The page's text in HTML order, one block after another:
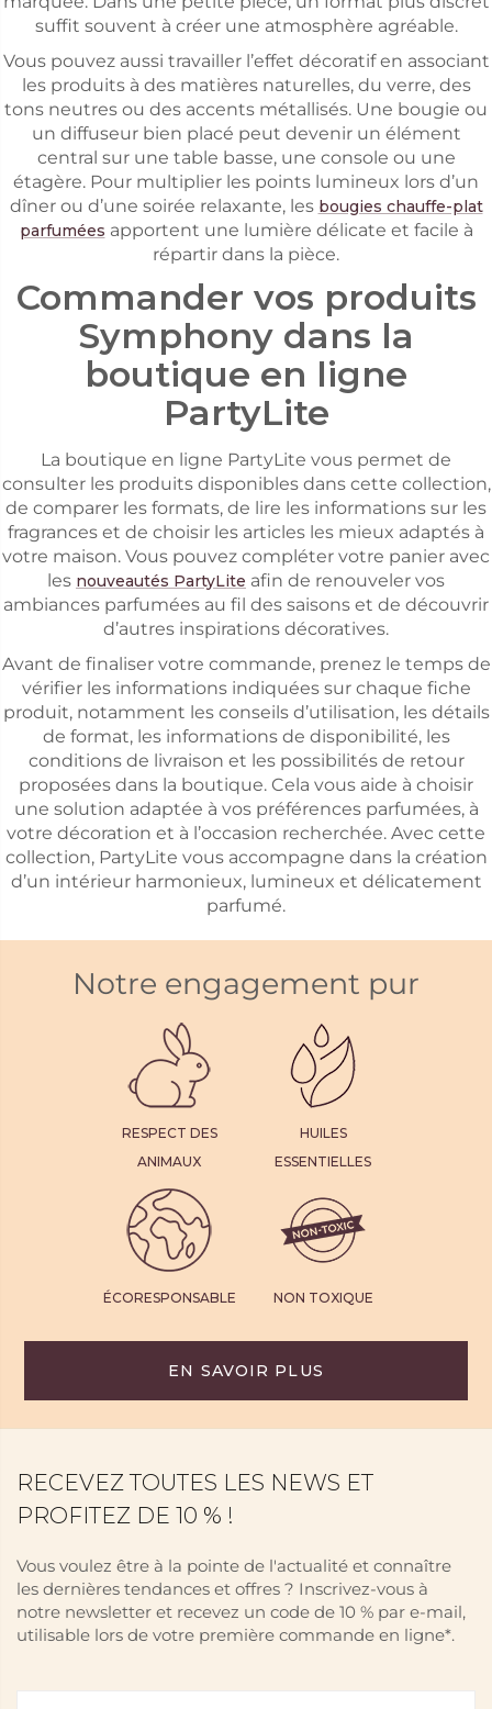
suffit souvent à créer une atmosphère agréable.
Vous pouvez aussi travailler l’effet décoratif en associant
les produits à des matières naturelles, du verre, des
tons neutres ou des accents métallisés. Une bougie ou
un diffuseur bien placé peut devenir un élément
central sur une table basse, une console ou une
étagère. Pour multiplier les points lumineux lors d’un
dîner ou d’une soirée relaxante, les bougies chauffe-plat
parfumées apportent une lumière délicate et facile à
répartir dans la pièce.
Commander vos produits
Symphony dans la
boutique en ligne
PartyLite
La boutique en ligne PartyLite vous permet de
consulter les produits disponibles dans cette collection,
de comparer les formats, de lire les informations sur les
fragrances et de choisir les articles les mieux adaptés à
votre maison. Vous pouvez compléter votre panier avec
les nouveautés PartyLite afin de renouveler vos
ambiances parfumées au fil des saisons et de découvrir
d’autres inspirations décoratives.
Avant de finaliser votre commande, prenez le temps de
vérifier les informations indiquées sur chaque fiche
produit, notamment les conseils d’utilisation, les détails
de format, les informations de disponibilité, les
conditions de livraison et les possibilités de retour
proposées dans la boutique. Cela vous aide à choisir
une solution adaptée à vos préférences parfumées, à
votre décoration et à l’occasion recherchée. Avec cette
collection, PartyLite vous accompagne dans la création
d’un intérieur harmonieux, lumineux et délicatement
parfumé.
Notre engagement pur
RESPECT DES
ANIMAUX
HUILES
ESSENTIELLES
ÉCORESPONSABLE NON TOXIQUE
EN SAVOIR PLUS
RECEVEZ TOUTES LES NEWS ET
PROFITEZ DE 10 % !
Vous voulez être à la pointe de l'actualité et connaître
les dernières tendances et offres ? Inscrivez-vous à
notre newsletter et recevez un code de 10 % par e-mail,
utilisable lors de votre première commande en ligne*.